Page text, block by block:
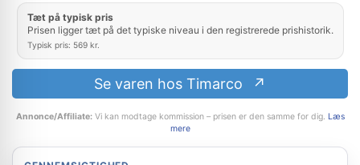
Tæt på typisk pris
Prisen ligger tæt på det typiske niveau i den registrerede prishistorik.
Typisk pris: 569 kr.
Se varen hos Timarco
Annonce/Affiliate:Vi kan modtage kommission – prisen er den samme for dig. Læs
mere